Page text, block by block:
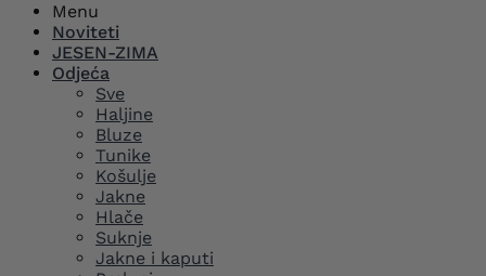
Menu
Noviteti
JESEN-ZIMA
Odjeća
Sve
Haljine
Bluze
Tunike
Košulje
Jakne
Hlače
Suknje
Jakne i kaputi